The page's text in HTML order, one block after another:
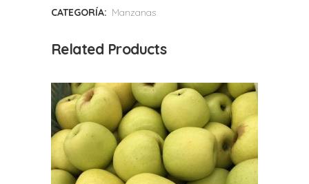
CATEGORÍA: Manzanas
Related Products